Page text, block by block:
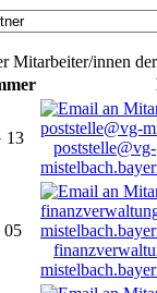
Mitarbeiter/innen
13
poststelle@vg-
05